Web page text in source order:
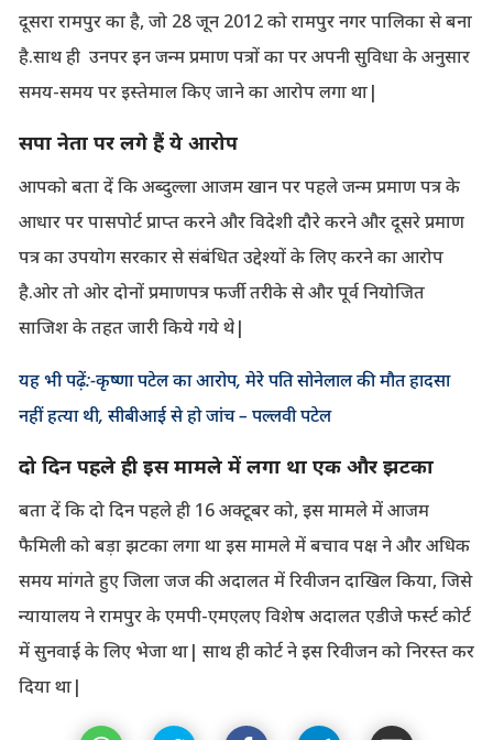
दूसरा रामपुर का है, जो 28 जून 2012 को रामपुर नगर पालिका से बना
है.साथ ही उनपर इन जन्म प्रमाण पत्रों का पर अपनी सुविधा के अनुसार
समय-समय पर इस्तेमाल किए जाने का आरोप लगा था|
सपा नेता पर लगे हैं ये आरोप
आपको बता दें कि अब्दुल्ला आजम खान पर पहले जन्म प्रमाण पत्र के
आधार पर पासपोर्ट प्राप्त करने और विदेशी दौरे करने और दूसरे प्रमाण
पत्र का उपयोग सरकार से संबंधित उद्देश्यों के लिए करने का आरोप
है.ओर तो ओर दोनों प्रमाणपत्र फर्जी तरीके से और पूर्व नियोजित
साजिश के तहत जारी किये गये थे|
यह भी पढ़ें:-कृष्णा पटेल का आरोप, मेरे पति सोनेलाल की मौत हादसा
नहीं हत्या थी, सीबीआई से हो जांच – पल्लवी पटेल
दो दिन पहले ही इस मामले में लगा था एक और झटका
बता दें कि दो दिन पहले ही 16 अक्टूबर को, इस मामले में आजम
फैमिली को बड़ा झटका लगा था इस मामले में बचाव पक्ष ने और अधिक
समय मांगते हुए जिला जज की अदालत में रिवीजन दाखिल किया, जिसे
न्यायालय ने रामपुर के एमपी-एमएलए विशेष अदालत एडीजे फर्स्ट कोर्ट
में सुनवाई के लिए भेजा था| साथ ही कोर्ट ने इस रिवीजन को निरस्त कर
दिया था|